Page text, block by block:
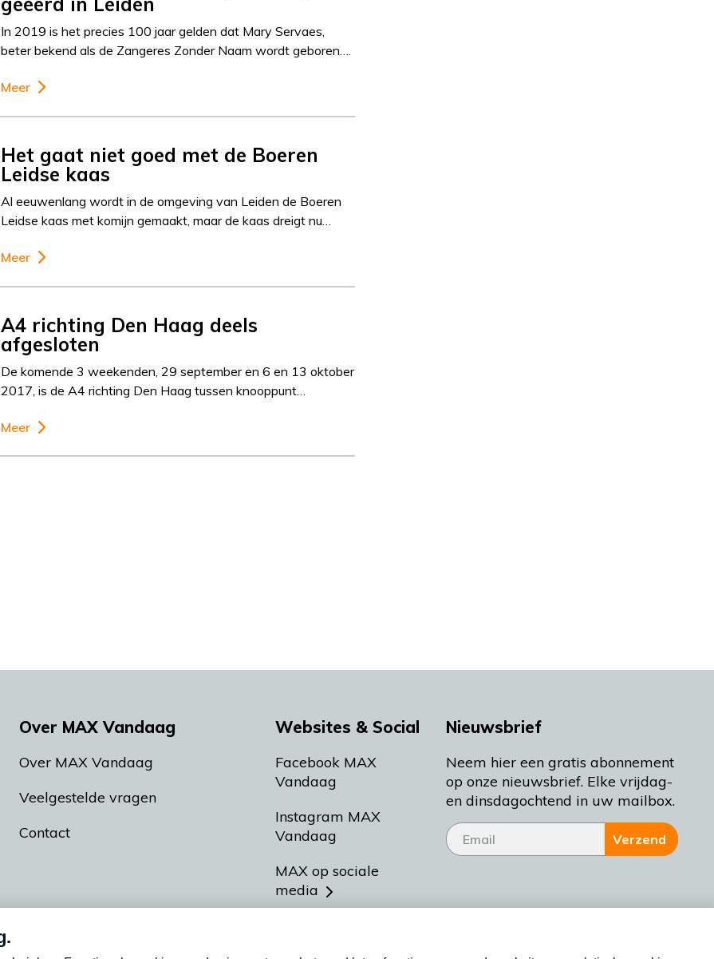
In 2019 is het precies 100 jaar gelden dat Mary Servaes,
beter bekend als de Zangeres Zonder Naam wordt geboren….
Meer
Het gaat niet goed met de Boeren
Leidse kaas
Al eeuwenlang wordt in de omgeving van Leiden de Boeren
Leidse kaas met komijn gemaakt, maar de kaas dreigt nu…
Meer
A4 richting Den Haag deels
afgesloten
De komende 3 weekenden, 29 september en 6 en 13 oktober
2017, is de A4 richting Den Haag tussen knooppunt…
Meer
Over MAX Vandaag
Over MAX Vandaag
Veelgestelde vragen
Contact
Websites & Social
Facebook MAX
Vandaag
Instagram MAX
Vandaag
MAX op sociale
media
Nieuwsbrief
Neem hier een gratis abonnement
op onze nieuwsbrief. Elke vrijdag-
en dinsdagochtend in uw mailbox.
Verzend